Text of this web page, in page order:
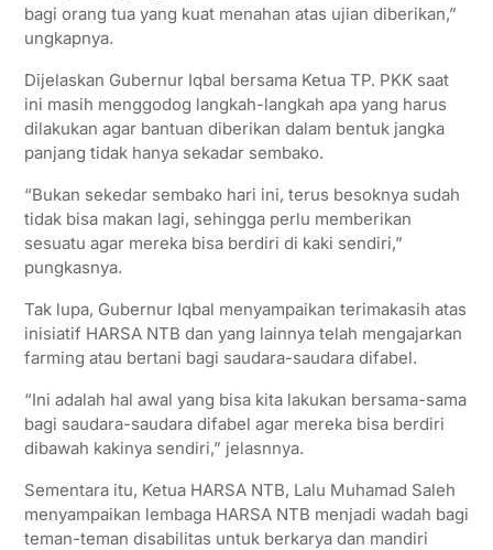
bagi orang tua yang kuat menahan atas ujian diberikan,”
ungkapnya.
Dijelaskan Gubernur Iqbal bersama Ketua TP. PKK saat
ini masih menggodog langkah-langkah apa yang harus
dilakukan agar bantuan diberikan dalam bentuk jangka
panjang tidak hanya sekadar sembako.
“Bukan sekedar sembako hari ini, terus besoknya sudah
tidak bisa makan lagi, sehingga perlu memberikan
sesuatu agar mereka bisa berdiri di kaki sendiri,”
pungkasnya.
Tak lupa, Gubernur Iqbal menyampaikan terimakasih atas
inisiatif HARSA NTB dan yang lainnya telah mengajarkan
farming atau bertani bagi saudara-saudara difabel.
“Ini adalah hal awal yang bisa kita lakukan bersama-sama
bagi saudara-saudara difabel agar mereka bisa berdiri
dibawah kakinya sendiri,” jelasnnya.
Sementara itu, Ketua HARSA NTB, Lalu Muhamad Saleh
menyampaikan lembaga HARSA NTB menjadi wadah bagi
teman-teman disabilitas untuk berkarya dan mandiri